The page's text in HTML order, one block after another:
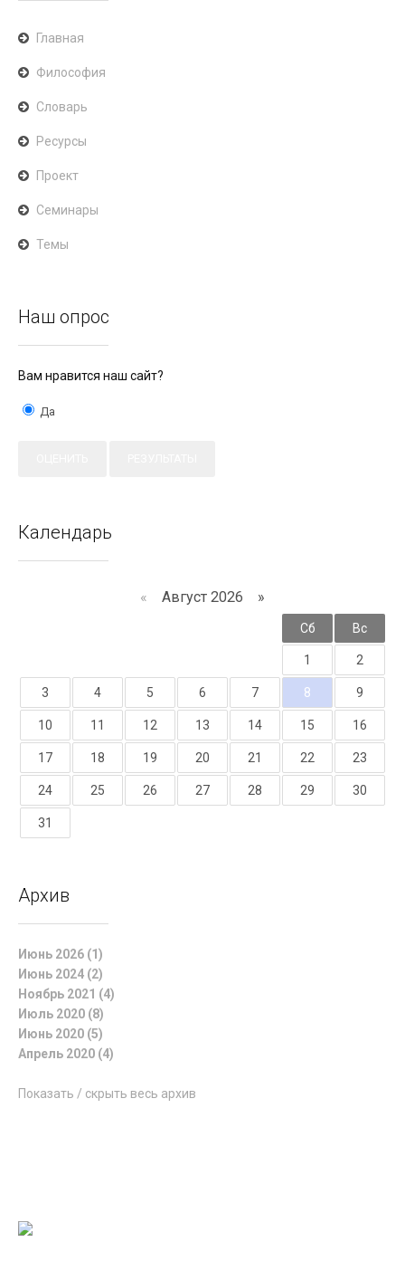
Главная
Философия
Словарь
Ресурсы
Проект
Семинары
Темы
Наш опрос
Вам нравится наш сайт?
Да
Календарь
« Август 2026 »
Сб Вс
1 2
3 4 5 6 7 8 9
10 11 12 13 14 15 16
17 18 19 20 21 22 23
24 25 26 27 28 29 30
31
Архив
Июнь 2026 (1)
Июнь 2024 (2)
Ноябрь 2021 (4)
Июль 2020 (8)
Июнь 2020 (5)
Апрель 2020 (4)
Показать / скрыть весь архив